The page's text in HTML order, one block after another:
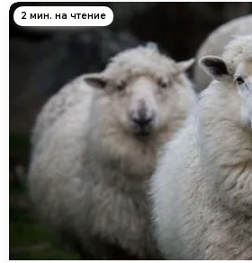
2 мин. на чтение